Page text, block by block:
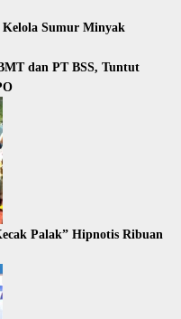
Sumur Minyak
dan PT BSS, Tuntut
Palak” Hipnotis Ribuan